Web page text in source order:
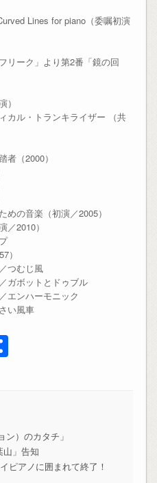
Lines for piano（委嘱初演
リーク」より第2番「鏡の回
）
カル・トランキライザー （共
者（2000）
めの音楽（初演／2005）
／2010）
）
つむじ風
ガボットとドゥブル
エンハーモニック
い風車
共
）のカタチ」
山」告知
ピアノに囲まれて終了！